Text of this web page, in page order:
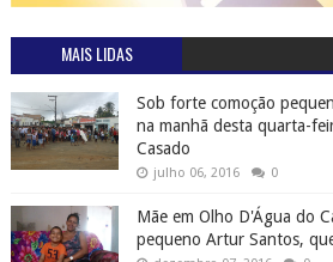
MAIS LIDAS
Sob forte comoção
na manhã desta quarta-
Casado
julho 06, 2016 0
Mãe em Olho D'Água do
pequeno Artur Santos,